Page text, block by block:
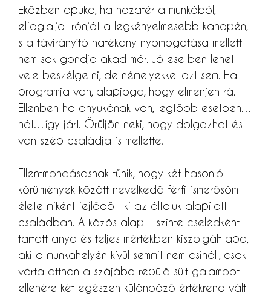
Eközben apuka, ha hazatér a munkából,
elfoglalja trónját a legkényelmesebb kanapén,
s a távirányító hatékony nyomogatása mellett
nem sok gondja akad már. Jó esetben lehet
vele beszélgetni, de némelyekkel azt sem. Ha
programja van, alapjoga, hogy elmenjen rá.
Ellenben ha anyukának van, legtöbb esetben…
hát…így járt. Örüljön neki, hogy dolgozhat és
van szép családja is mellette.
Ellentmondásosnak tűnik, hogy két hasonló
körülmények között nevelkedő férfi ismerősöm
élete miként fejlődött ki az általuk alapított
családban. A közös alap – szinte cselédként
tartott anya és teljes mértékben kiszolgált apa,
aki a munkahelyén kívül semmit nem csinált, csak
várta otthon a szájába repülő sült galambot –
ellenére két egészen különböző értékrend vált